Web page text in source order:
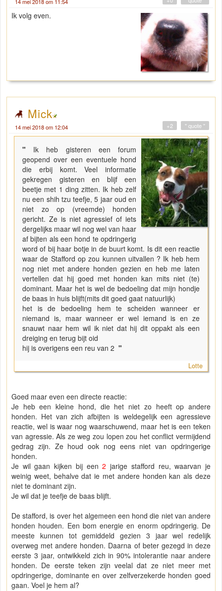
Ik volg even.
Mick
14 mei 2018 om 12:04 " quote "
+2
" Ik heb gisteren een forum
geopend over een eventuele hond
die erbij komt. Veel informatie
gekregen gisteren en blijf een
beetje met 1 ding zitten. Ik heb zelf
nu een shih tzu teefje, 5 jaar oud en
niet zo op (vreemde) honden
gericht. Ze is niet agressief of iets
dergelijks maar wil nog wel van haar
af bijten als een hond te opdringerig
word of bij haar botje in de buurt komt. Is dit een reactie
waar de Stafford op zou kunnen uitvallen ? Ik heb hem
nog niet met andere honden gezien en heb me laten
vertellen dat hij goed met honden kan mits niet (te)
dominant. Maar het is wel de bedoeling dat mijn hondje
de baas in huis blijft(mits dit goed gaat natuurlijk)
het is de bedoeling hem te scheiden wanneer er
niemand is, maar wanneer er wel iemand is en ze
snauwt naar hem wil ik niet dat hij dit oppakt als een
dreiging en terug bijt oid
hij is overigens een reu van 2 "
Lotte
Goed maar even een directe reactie:
Je heb een kleine hond, die het niet zo heeft op andere
honden. Het van zich afbijten is weldegelijk een agressieve
reactie, wel is waar nog waarschuwend, maar het is een teken
van agressie. Als ze weg zou lopen zou het conflict vermijdend
gedrag zijn. Ze houd ook nog eens niet van opdringerige
honden.
Je wil gaan kijken bij een2 jarige stafford reu, waarvan je
weinig weet, behalve dat ie met andere honden kan als deze
niet te dominant zijn.
Je wil dat je teefje de baas blijft.
De stafford, is over het algemeen een hond die niet van andere
honden houden. Een bom energie en enorm opdringerig. De
meeste kunnen tot gemiddeld gezien 3 jaar wel redelijk
overweg met andere honden. Daarna of beter gezegd in deze
eerste 3 jaar, ontwikkeld zich in 90% intolerantie naar andere
honden. De eerste teken zijn veelal dat ze niet meer met
opdringerige, dominante en over zelfverzekerde honden goed
gaan. Voel je hem al?